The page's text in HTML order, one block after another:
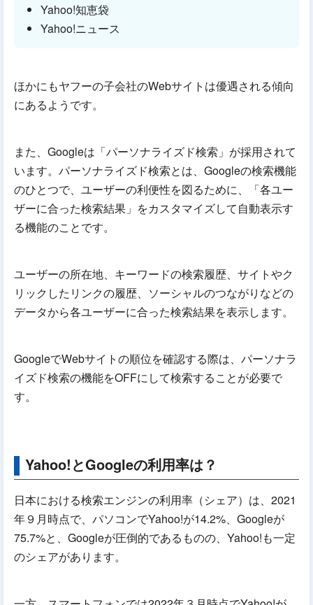
Yahoo!知恵袋
Yahoo!ニュース
ほかにもヤフーの子会社のWebサイトは優遇される傾向
にあるようです。
また、Googleは「パーソナライズド検索」が採用されて
います。パーソナライズド検索とは、Googleの検索機能
のひとつで、ユーザーの利便性を図るために、「各ユー
ザーに合った検索結果」をカスタマイズして自動表示す
る機能のことです。
ユーザーの所在地、キーワードの検索履歴、サイトやク
リックしたリンクの履歴、ソーシャルのつながりなどの
データから各ユーザーに合った検索結果を表示します。
GoogleでWebサイトの順位を確認する際は、パーソナラ
イズド検索の機能をOFFにして検索することが必要で
す。
Yahoo!とGoogleの利用率は？
日本における検索エンジンの利用率（シェア）は、2021
年９月時点で、パソコンでYahoo!が14.2%、Googleが
75.7%と、Googleが圧倒的であるものの、Yahoo!も一定
のシェアがあります。